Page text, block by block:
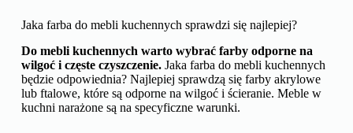
Jaka farba do mebli kuchennych sprawdzi się najlepiej?
Do mebli kuchennych warto wybrać farby odporne na
wilgoć i częste czyszczenie.Jaka farba do mebli kuchennych
będzie odpowiednia? Najlepiej sprawdzą się farby akrylowe
lub ftalowe, które są odporne na wilgoć i ścieranie. Meble w
kuchni narażone są na specyficzne warunki.